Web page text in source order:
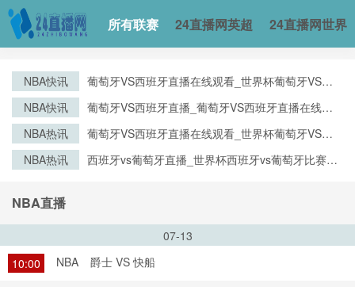
所有联赛 24直播网英超 24直播网世界
NBA快讯
葡萄牙VS西班牙直播在线观看_世界杯葡萄牙VS西
NBA快讯
葡萄牙VS西班牙直播_葡萄牙VS西班牙直播在线观
NBA热讯
葡萄牙VS西班牙直播在线观看_世界杯葡萄牙VS西
NBA热讯
西班牙vs葡萄牙直播_世界杯西班牙vs葡萄牙比赛直
NBA直播
07-13
10:00
NBA 爵士 VS 快船